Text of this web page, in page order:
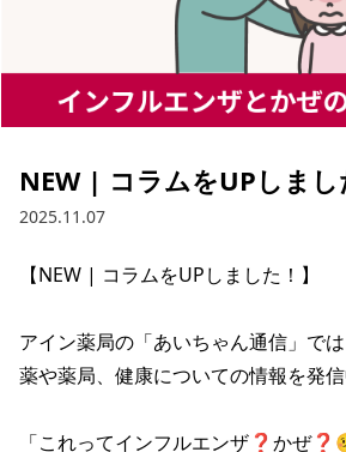
NEW | コラムをUPしまし
2025.11.07
【NEW | コラムをUPしました！】
アイン薬局の「あいちゃん通信」では
薬や薬局、健康についての情報を発信
「これってインフルエンザ❓かぜ